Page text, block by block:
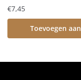
€7,45
Toevoegen aan